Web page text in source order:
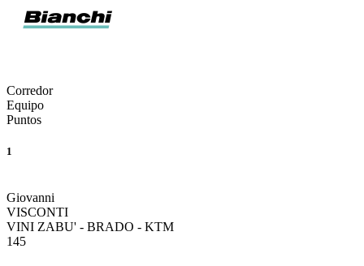
Corredor
Equipo
Puntos
1
Giovanni
VISCONTI
VINI ZABU' - BRADO - KTM
145